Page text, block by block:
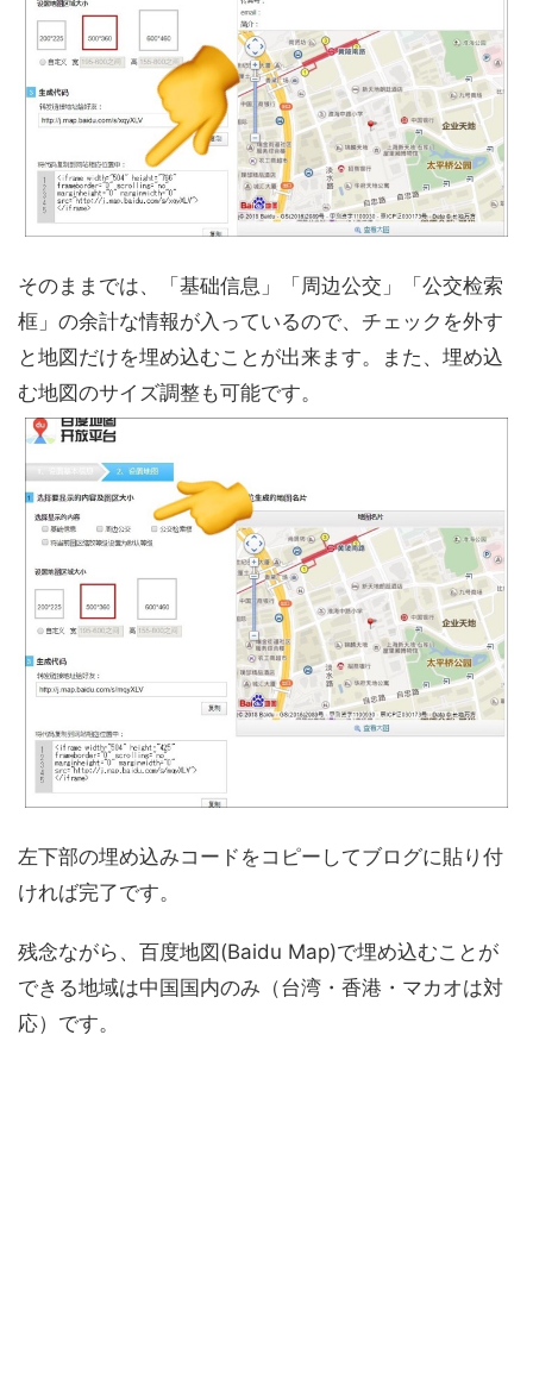
そのままでは、「基础信息」「周边公交」「公交检索
框」の余計な情報が入っているので、チェックを外す
と地図だけを埋め込むことが出来ます。また、埋め込
む地図のサイズ調整も可能です。
左下部の埋め込みコードをコピーしてブログに貼り付
ければ完了です。
残念ながら、百度地図(Baidu Map)で埋め込むことが
できる地域は中国国内のみ（台湾・香港・マカオは対
応）です。